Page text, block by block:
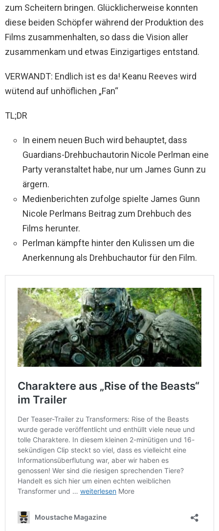
zum Scheitern bringen. Glücklicherweise konnten
diese beiden Schöpfer während der Produktion des
Films zusammenhalten, so dass die Vision aller
zusammenkam und etwas Einzigartiges entstand.
VERWANDT: Endlich ist es da! Keanu Reeves wird
wütend auf unhöflichen „Fan“
TL;DR
In einem neuen Buch wird behauptet, dass
Guardians-Drehbuchautorin Nicole Perlman eine
Party veranstaltet habe, nur um James Gunn zu
ärgern.
Medienberichten zufolge spielte James Gunn
Nicole Perlmans Beitrag zum Drehbuch des
Films herunter.
Perlman kämpfte hinter den Kulissen um die
Anerkennung als Drehbuchautor für den Film.